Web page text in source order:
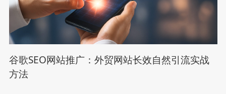
谷歌SEO网站推广：外贸网站长效自然引流实战
方法